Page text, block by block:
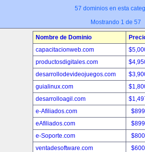
57 dominios en esta
Mostrando 1 de 57
Nombre de Dominio
capacitacionweb.com
productosdigitales.com
desarrollodevideojuegos.com
guialinux.com
desarrolloagil.com
e-Afiliados.com
eAfiliados.com
e-Soporte.com
ventadesoftware.com